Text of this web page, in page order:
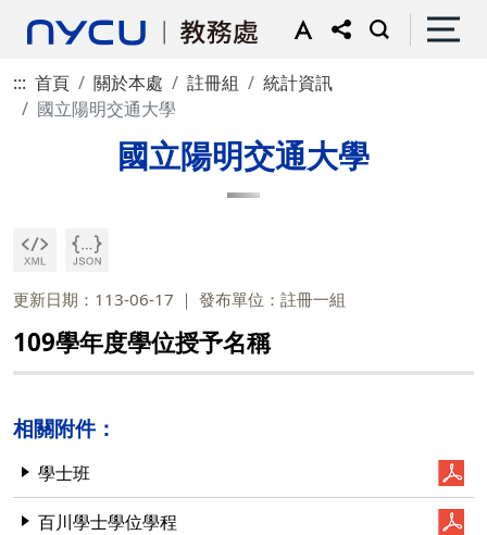
::: 首頁 關於本處 註冊組
統計資訊
國立陽明交通大學
國立陽明交通大學
更新日期：113-06-17 發布單位：註冊一組
109學年度學位授予名稱
相關附件：
學士班
百川學士學位學程